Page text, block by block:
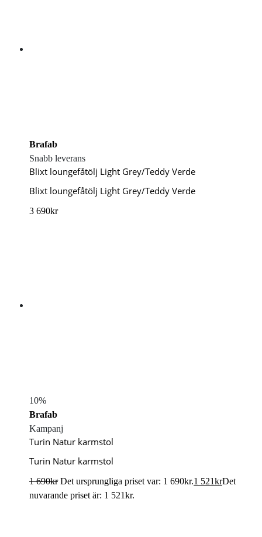
Brafab
Snabb leverans
Blixt loungefåtölj Light Grey/Teddy Verde
Blixt loungefåtölj Light Grey/Teddy Verde
3 690kr
10%
Brafab
Kampanj
Turin Natur karmstol
Turin Natur karmstol
1 690kr Det ursprungliga priset var: 1 690kr.1 521krDet
nuvarande priset är: 1 521kr.